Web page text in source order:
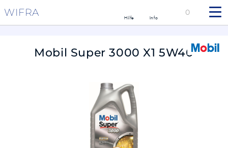
WIFRA Hilfe Info
0
Mobil Super 3000 X1 5W40